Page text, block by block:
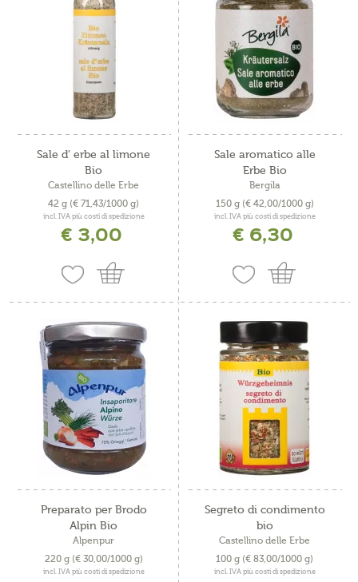
Sale d' erbe al limone
Bio
Castellino delle Erbe
42 g (€ 71,43/1000 g)
incl. IVA più costi di spedizione
€ 3,00
Sale aromatico alle
Erbe Bio
Bergila
150 g (€ 42,00/1000 g)
incl. IVA più costi di spedizione
€ 6,30
Preparato per Brodo
Alpin Bio
Alpenpur
220 g (€ 30,00/1000 g)
incl. IVA più costi di spedizione
Segreto di condimento
bio
Castellino delle Erbe
100 g (€ 83,00/1000 g)
incl. IVA più costi di spedizione